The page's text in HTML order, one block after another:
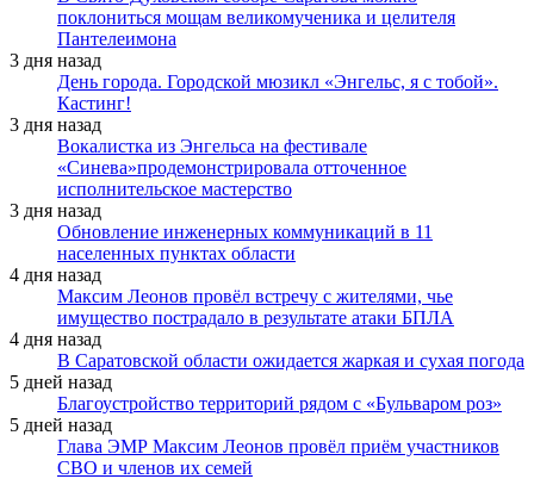
поклониться мощам великомученика и целителя
Пантелеимона
3 дня назад
День города. Городской мюзикл «Энгельс, я с тобой».
Кастинг!
3 дня назад
Вокалистка из Энгельса на фестивале
«Синева»продемонстрировала отточенное
исполнительское мастерство
3 дня назад
Обновление инженерных коммуникаций в 11
населенных пунктах области
4 дня назад
Максим Леонов провёл встречу с жителями, чье
имущество пострадало в результате атаки БПЛА
4 дня назад
В Саратовской области ожидается жаркая и сухая погода
5 дней назад
Благоустройство территорий рядом с «Бульваром роз»
5 дней назад
Глава ЭМР Максим Леонов провёл приём участников
СВО и членов их семей